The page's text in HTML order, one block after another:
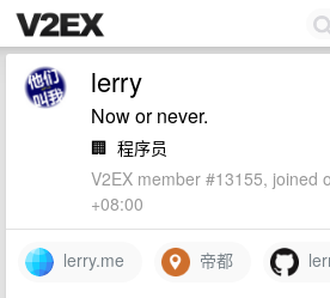
lerry
Now or never.
🏢 程序员
V2EX member #13155, joined
+08:00
lerry.me 帝都